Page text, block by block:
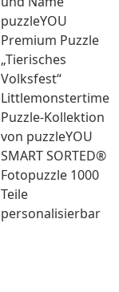
puzzleYOU
Premium Puzzle
„Tierisches
Volksfest“
Littlemonstertime
Puzzle-Kollektion
von puzzleYOU
SMART SORTED®
Fotopuzzle 1000
Teile
personalisierbar